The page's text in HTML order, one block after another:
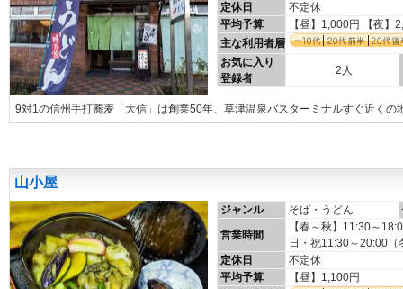
定休日
不定休
平均予算
【昼】1,000円 【夜】
主な利用者層
お気に入り
登録者
2人
9対1の信州手打蕎麦「大信」は創業50年、草津温泉バスターミナルすぐ近くの
山小屋
ジャンル そば・うどん
営業時間
【春～秋】11:30～
日・祝11:30～20:00
定休日
不定休
平均予算
【昼】1,100円